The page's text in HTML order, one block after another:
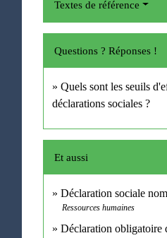
Textes de référence
Questions ? Réponses !
Quels sont les seuils
déclarations sociales ?
Et aussi
Déclaration sociale
Ressources humaines
Déclaration obligatoire